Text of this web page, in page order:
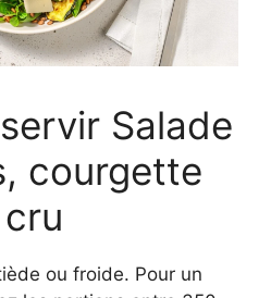
Salade
courgette
ou froide. Pour un